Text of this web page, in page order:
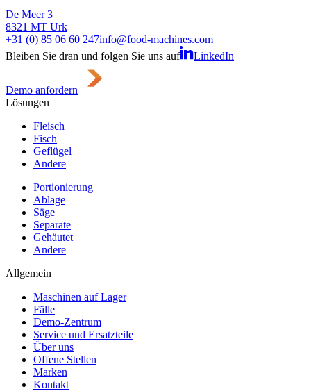
De Meer 3
8321 MT Urk
+31 (0) 85 06 60 247info@food-machines.com
Bleiben Sie dran und folgen Sie uns auf
LinkedIn
Demo anfordern
Lösungen
Fleisch
Fisch
Geflügel
Andere
Portionierung
Ablage
Säge
Separate
Gehäutet
Andere
Allgemein
Maschinen auf Lager
Fälle
Demo-Zentrum
Service und Ersatzteile
Über uns
Offene Stellen
Marken
Kontakt